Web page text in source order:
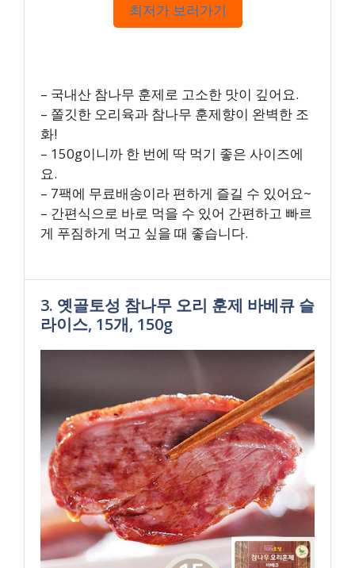
최저가 보러가기
– 국내산 참나무 훈제로 고소한 맛이 깊어요.
– 쫄깃한 오리육과 참나무 훈제향이 완벽한 조
화!
– 150g이니까 한 번에 딱 먹기 좋은 사이즈에
요.
– 7팩에 무료배송이라 편하게 즐길 수 있어요~
– 간편식으로 바로 먹을 수 있어 간편하고 빠르
게 푸짐하게 먹고 싶을 때 좋습니다.
3. 옛골토성 참나무 오리 훈제 바베큐 슬
라이스, 15개, 150g